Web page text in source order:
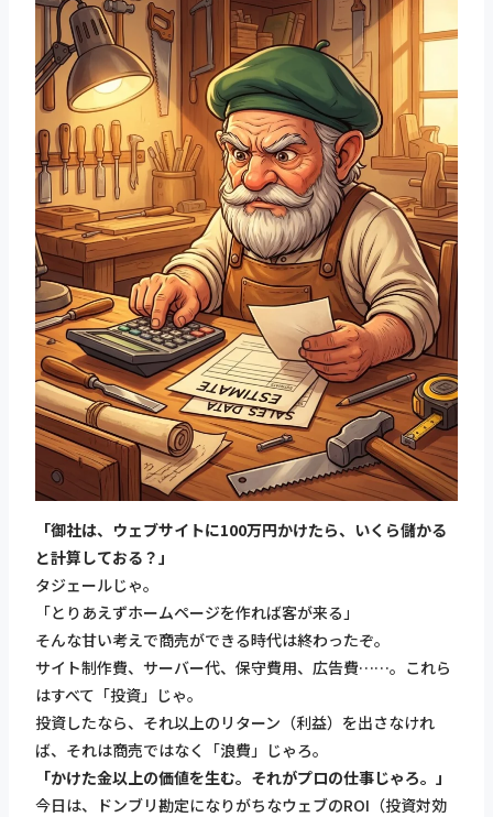
「御社は、ウェブサイトに100万円かけたら、いくら儲かる
と計算しておる？」
タジェールじゃ。
「とりあえずホームページを作れば客が来る」
そんな甘い考えで商売ができる時代は終わったぞ。
サイト制作費、サーバー代、保守費用、広告費……。これら
はすべて「投資」じゃ。
投資したなら、それ以上のリターン（利益）を出さなけれ
ば、それは商売ではなく「浪費」じゃろ。
「かけた金以上の価値を生む。それがプロの仕事じゃろ。」
今日は、ドンブリ勘定になりがちなウェブのROI（投資対効